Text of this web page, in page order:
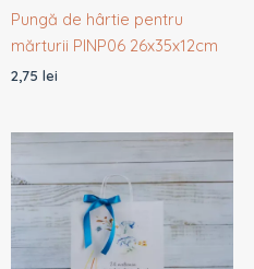
Pungă de hârtie pentru
mărturii PINP06 26x35x12cm
2,75 lei